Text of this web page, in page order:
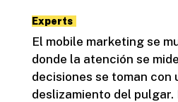
Experts
El mobile marketing se
donde la atención se
decisiones se toman con
deslizamiento del pulgar.